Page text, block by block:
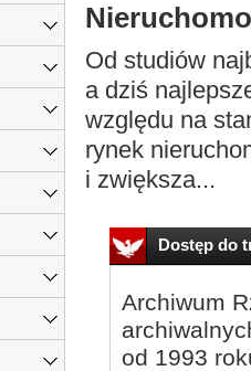
Od studiów
a dziś
względu na
rynek
i zwiększa...
Dostęp do
Archiwum
od 1993